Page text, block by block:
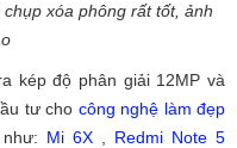
xóa phông rất tốt, ảnh
kép độ phân giải 12MP và
tư cho công nghệ làm đẹp
Mi 6X , Redmi Note 5